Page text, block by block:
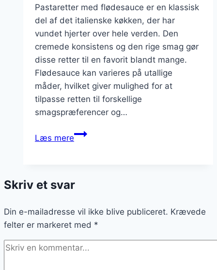
Pastaretter med flødesauce er en klassisk
del af det italienske køkken, der har
vundet hjerter over hele verden. Den
cremede konsistens og den rige smag gør
disse retter til en favorit blandt mange.
Flødesauce kan varieres på utallige
måder, hvilket giver mulighed for at
tilpasse retten til forskellige
smagspræferencer og…
Læs merePastaretter
og
muligheder
Skriv et svar
Din e-mailadresse vil ikke blive publiceret. Krævede
felter er markeret med *